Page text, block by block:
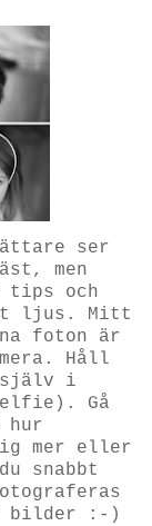
ser
men
tips och
ljus. Mitt
foton är
Håll
själv i
Gå
hur
mer eller
snabbt
bilder :-)